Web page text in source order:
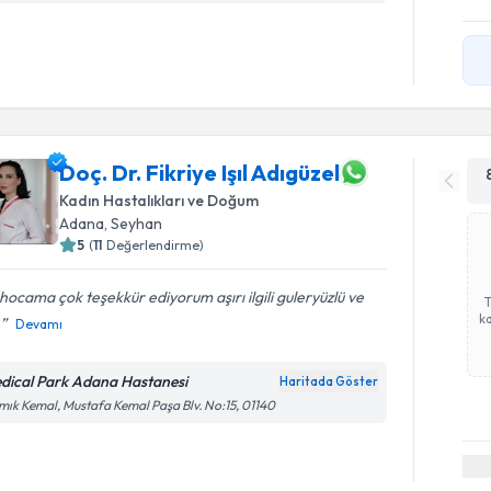
Doç. Dr. Fikriye Işıl Adıgüzel
Kadın Hastalıkları ve Doğum
Adana, Seyhan
5 (11 Değerlendirme)
hocama çok teşekkür ediyorum aşırı ilgili guleryüzlü ve
Devamı
Park Adana Hastanesi Haritada Göster
Kemal, Mustafa Kemal Paşa Blv. No:15, 01140